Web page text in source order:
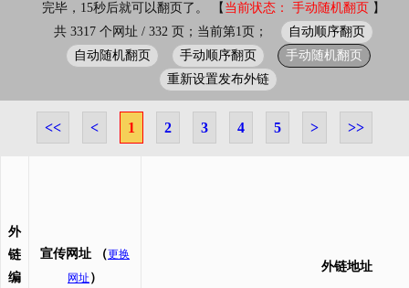
完毕，15秒后就可以翻页了。 【 当前状态： 手动随机翻页 】
共 3317 个网址 / 332 页；当前第1页；
自动顺序翻页
自动随机翻页
手动顺序翻页
手动随机翻页
重新设置发布外链
<< < 1 2 3 4 5 > >>
外
链
编
宣传网址 （更换
网址 ）
外链地址